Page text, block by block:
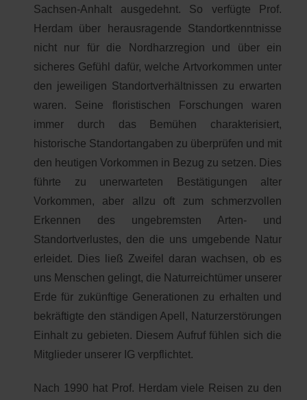
Sachsen-Anhalt ausgedehnt. So verfügte Prof.
Herdam über herausragende Standortkenntnisse
nicht nur für die Nordharzregion und über ein
sicheres Gefühl dafür, welche Artvorkommen unter
den jeweiligen Standortverhältnissen zu erwarten
waren. Seine floristischen Forschungen waren
immer durch das Bemühen charakterisiert,
historische Standortangaben zu überprüfen und mit
den heutigen Vorkommen in Bezug zu setzen. Dies
führte zu unerwarteten Bestätigungen alter
Vorkommen, aber allzu oft zum schmerzvollen
Erkennen des ungebremsten Arten- und
Standortverlustes, den die uns umgebende Natur
erleidet. Dies ließ Zweifel daran wachsen, ob es
uns Menschen gelingt, die Naturreichtümer unserer
Erde für zukünftige Generationen zu erhalten und
bekräftigte den ständigen Apell, Naturzerstörungen
Einhalt zu gebieten. Diesem Aufruf fühlen sich die
Mitglieder unserer IG verpflichtet.
Nach 1990 hat Prof. Herdam viele Reisen zu den